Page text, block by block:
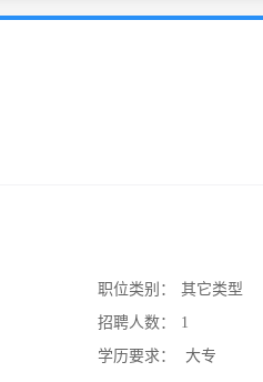
职位类别：
其它类型
招聘人数：
1
学历要求：
大专